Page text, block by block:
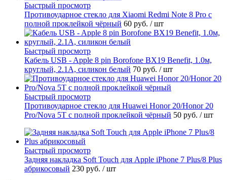
Быстрый просмотр
Противоударное стекло для Xiaomi Redmi Note 8 Pro с
полной проклейкой чёрный 60 руб. / шт
Быстрый просмотр
Кабель USB - Apple 8 pin Borofone BX19 Benefit, 1.0м,
круглый, 2.1A, силикон белый 70 руб. / шт
Быстрый просмотр
Противоударное стекло для Huawei Honor 20/Honor 20
Pro/Nova 5T с полной проклейкой чёрный 50 руб. / шт
Быстрый просмотр
Задняя накладка Soft Touch для Apple iPhone 7 Plus/8 Plus
абрикосовый 230 руб. / шт